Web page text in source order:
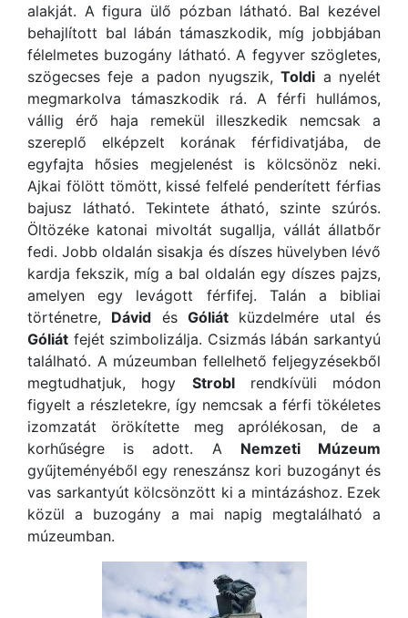
alakját. A figura ülő pózban látható. Bal kezével
behajlított bal lábán támaszkodik, míg jobbjában
félelmetes buzogány látható. A fegyver szögletes,
szögecses feje a padon nyugszik,Toldi a nyelét
megmarkolva támaszkodik rá. A férfi hullámos,
vállig érő haja remekül illeszkedik nemcsak a
szereplő elképzelt korának férfidivatjába, de
egyfajta hősies megjelenést is kölcsönöz neki.
Ajkai fölött tömött, kissé felfelé penderített férfias
bajusz látható. Tekintete átható, szinte szúrós.
Öltözéke katonai mivoltát sugallja, vállát állatbőr
fedi. Jobb oldalán sisakja és díszes hüvelyben lévő
kardja fekszik, míg a bal oldalán egy díszes pajzs,
amelyen egy levágott férfifej. Talán a bibliai
történetre, Dávid ésGóliát küzdelmére utal és
Góliát fejét szimbolizálja. Csizmás lábán sarkantyú
található. A múzeumban fellelhető feljegyzésekből
megtudhatjuk, hogy Stroblrendkívüli módon
figyelt a részletekre, így nemcsak a férfi tökéletes
izomzatát örökítette meg aprólékosan, de a
korhűségre is adott. A Nemzeti Múzeum
gyűjteményéből egy reneszánsz kori buzogányt és
vas sarkantyút kölcsönzött ki a mintázáshoz. Ezek
közül a buzogány a mai napig megtalálható a
múzeumban.